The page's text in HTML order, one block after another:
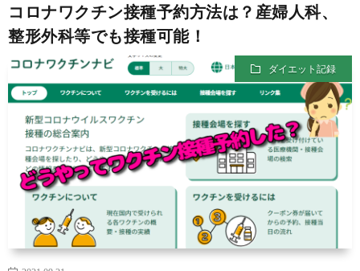
コロナワクチン接種予約方法は？産婦人科、
整形外科等でも接種可能！
ダイエット記録